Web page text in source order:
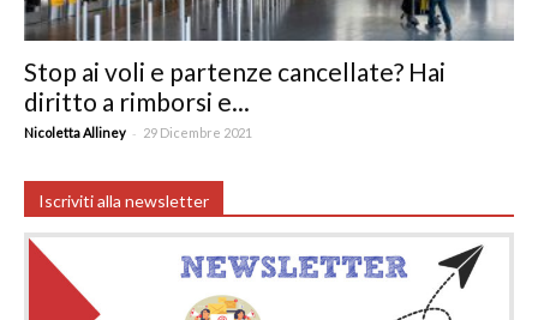
Stop ai voli e partenze cancellate? Hai
diritto a rimborsi e...
Nicoletta Alliney - 29 Dicembre 2021
Iscriviti alla newsletter